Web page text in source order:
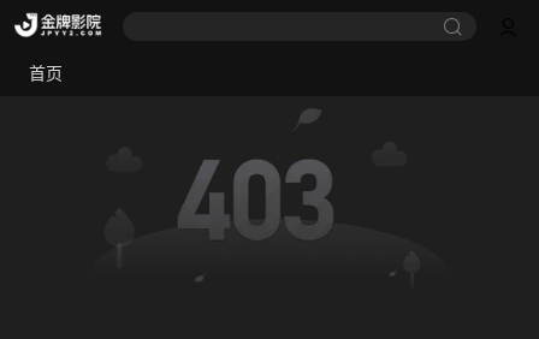
首页